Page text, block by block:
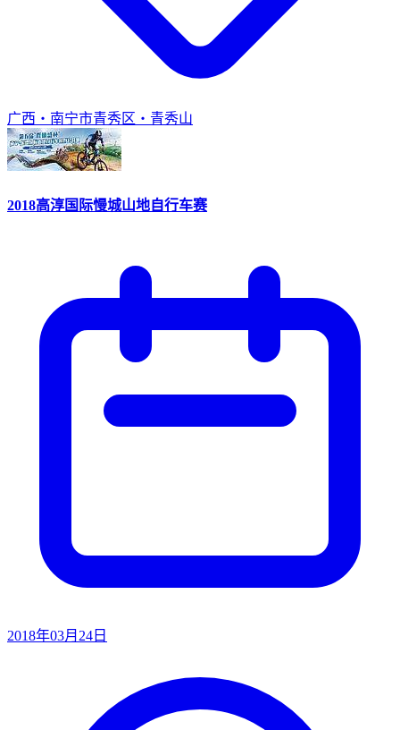
广西・南宁市青秀区・青秀山
2018高淳国际慢城山地自行车赛
2018年03月24日